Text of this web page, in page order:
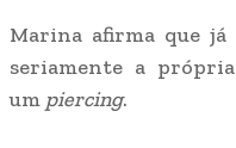
Marina afirma que
seriamente a
um piercing.